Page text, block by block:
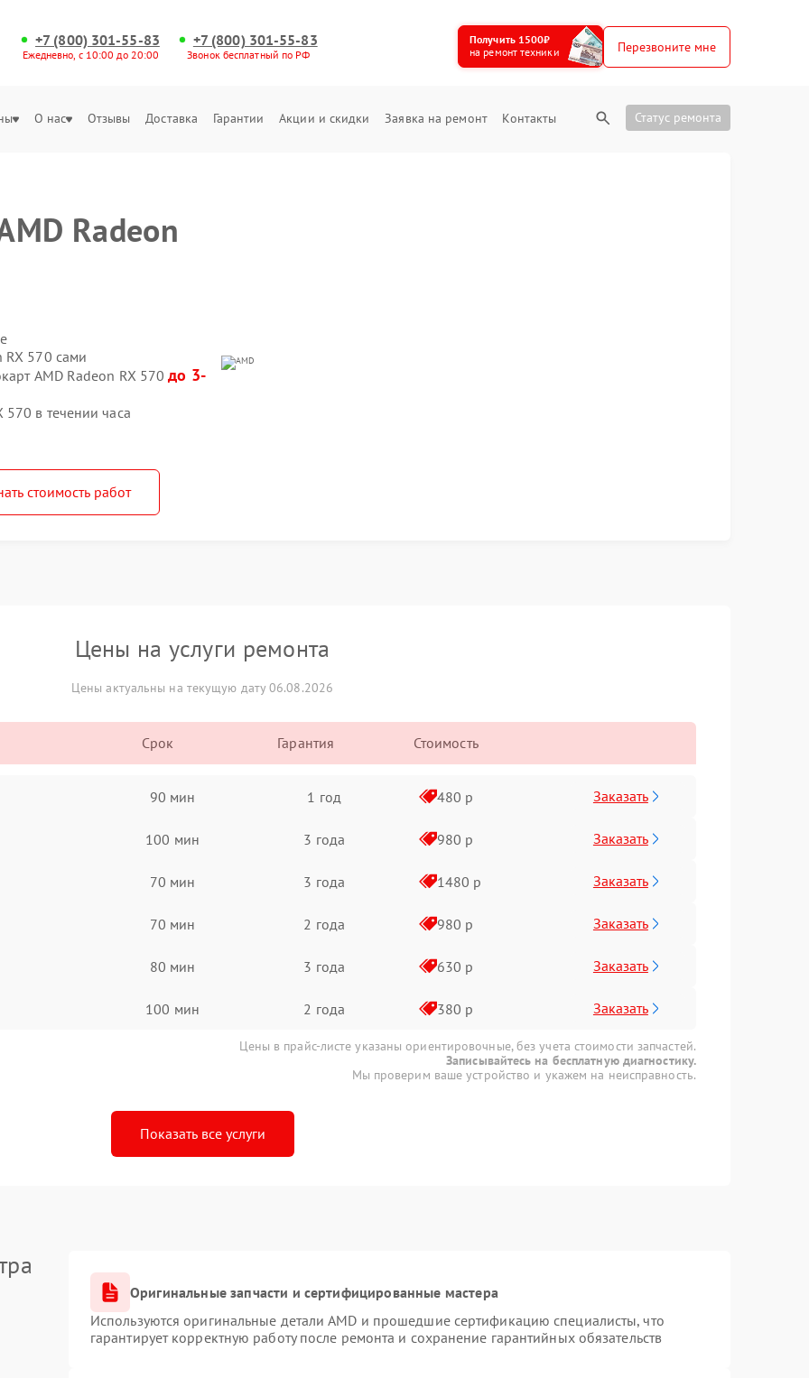
+7 (800) 301-55-83
Ежедневно, с 10:00 до 20:00
+7 (800) 301-55-83
Звонок бесплатный по РФ
Получить 1500₽
на ремонт техники
Перезвоните мне
О нас Отзывы Доставка Гарантии Акции и скидки Заявка на ремонт Контакты Статус ремонта
Radeon
RX 570 сами
AMD Radeon RX 570до 3-
в течении часа
стоимость работ
Цены на услуги ремонта
Цены актуальны на текущую дату 06.08.2026
Срок Гарантия Стоимость
90 мин 1 год 480 р Заказать
100 мин 3 года 980 р Заказать
70 мин 3 года 1480 р Заказать
70 мин 2 года 980 р Заказать
80 мин 3 года 630 р Заказать
100 мин 2 года 380 р Заказать
Цены в прайс-листе указаны ориентировочные, без учета стоимости запчастей.
Записывайтесь на бесплатную диагностику.
Мы проверим ваше устройство и укажем на неисправность.
Показать все услуги
Оригинальные запчасти и сертифицированные мастера
Используются оригинальные детали AMD и прошедшие сертификацию специалисты, что
гарантирует корректную работу после ремонта и сохранение гарантийных обязательств